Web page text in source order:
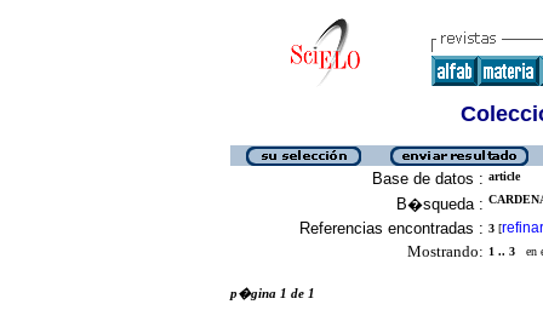
Base de datos : article
B�squeda :
Referencias encontradas : 3 [refinar
Mostrando: 1 .. 3 en
p�gina 1 de 1